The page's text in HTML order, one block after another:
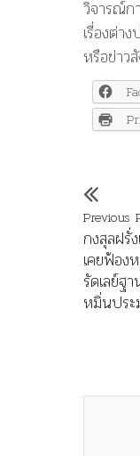
วิจารณ์ก
เรื่องต่า
หรือข่าว
Previous
กงสุลฝรั่
เคยฟ้อง
รัดเลย์ฐา
หมิ่นประ